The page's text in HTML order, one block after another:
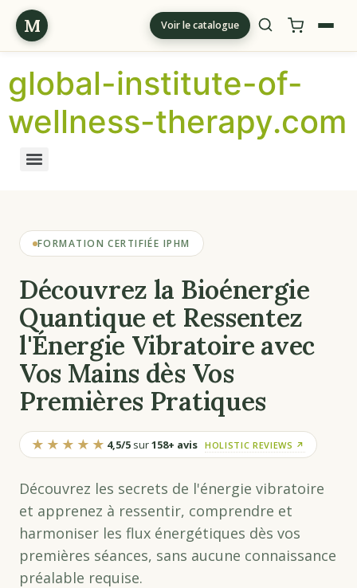
M Voir le catalogue
global-institute-of-
wellness-therapy.com
FORMATION CERTIFIÉE IPHM
Découvrez la Bioénergie
Quantique et Ressentez
l'Énergie Vibratoire avec
Vos Mains dès Vos
Premières Pratiques
★★★★★ 4,5/5 sur158+ avis HOLISTIC REVIEWS ↗
Découvrez les secrets de l'énergie vibratoire
et apprenez à ressentir, comprendre et
harmoniser les flux énergétiques dès vos
premières séances, sans aucune connaissance
préalable requise.